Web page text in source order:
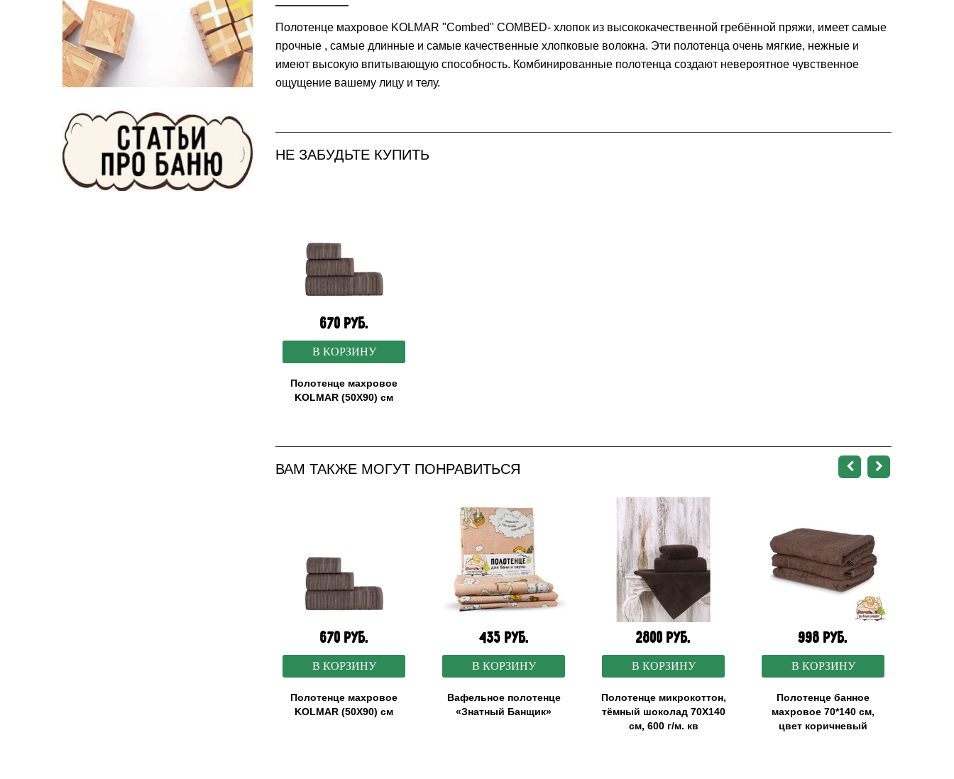
Полотенце махровое KOLMAR "Combed" COMBED- хлопок из высококачественной гребённой пряжи, имеет самые
прочные , самые длинные и самые качественные хлопковые волокна. Эти полотенца очень мягкие, нежные и
имеют высокую впитывающую способность. Комбинированные полотенца создают невероятное чувственное
ощущение вашему лицу и телу.
НЕ ЗАБУДЬТЕ КУПИТЬ
670 руб.
В КОРЗИНУ
Полотенце махровое
KOLMAR (50X90) см
ВАМ ТАКЖЕ МОГУТ ПОНРАВИТЬСЯ
670 руб.
В КОРЗИНУ
Полотенце махровое
KOLMAR (50X90) см
435 руб.
В КОРЗИНУ
Вафельное полотенце
«Знатный Банщик»
2800 руб.
В КОРЗИНУ
Полотенце микрокоттон,
тёмный шоколад 70X140
см, 600 г/м. кв
998 руб.
В КОРЗИНУ
Полотенце банное
махровое 70*140 см,
цвет коричневый